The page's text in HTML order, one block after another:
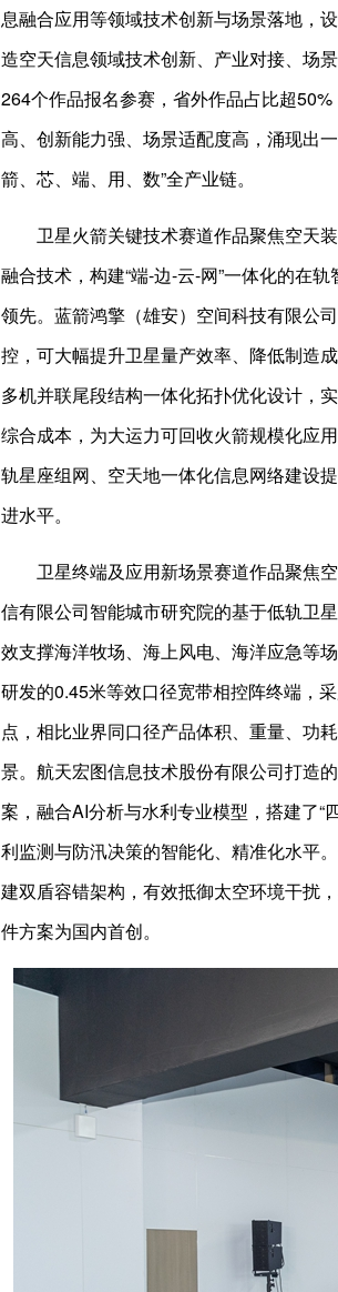
息融合应用等领域技术创新与场景落地，
造空天信息领域技术创新、产业对接、场
264个作品报名参赛，省外作品占比超
高、创新能力强、场景适配度高，涌现出
箭、芯、端、用、数”全产业链。
卫星火箭关键技术赛道作品聚焦空天
融合技术，构建“端-边-云-网”一体化的在
领先。蓝箭鸿擎（雄安）空间科技有限公
控，可大幅提升卫星量产效率、降低制造
多机并联尾段结构一体化拓扑优化设计，
综合成本，为大运力可回收火箭规模化应
轨星座组网、空天地一体化信息网络建设
进水平。
卫星终端及应用新场景赛道作品聚焦
信有限公司智能城市研究院的基于低轨卫
效支撑海洋牧场、海上风电、海洋应急等
研发的0.45米等效口径宽带相控阵终端，
点，相比业界同口径产品体积、重量、功
景。航天宏图信息技术股份有限公司打造
案，融合AI分析与水利专业模型，搭建了
利监测与防汛决策的智能化、精准化水平
建双盾容错架构，有效抵御太空环境干扰
件方案为国内首创。